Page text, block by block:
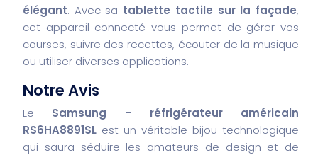
élégant. Avec sa tablette tactile sur la façade,
cet appareil connecté vous permet de gérer vos
courses, suivre des recettes, écouter de la musique
ou utiliser diverses applications.
Notre Avis
Le Samsung – réfrigérateur américain
RS6HA8891SL est un véritable bijou technologique
qui saura séduire les amateurs de design et de